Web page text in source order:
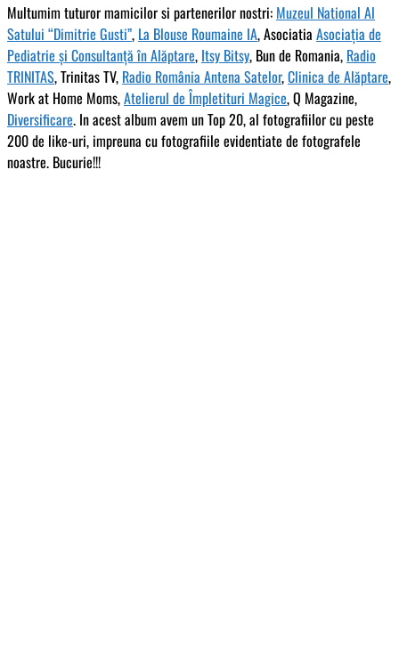
Multumim tuturor mamicilor si partenerilor nostri: Muzeul National Al
Satului “Dimitrie Gusti”, La Blouse Roumaine IA, Asociatia Asociația de
Pediatrie și Consultanță în Alăptare, Itsy Bitsy, Bun de Romania, Radio
TRINITAS, Trinitas TV, Radio România Antena Satelor,Clinica de Alăptare,
Work at Home Moms,Atelierul de Împletituri Magice, Q Magazine,
Diversificare. In acest album avem un Top 20, al fotografiilor cu peste
200 de like-uri, impreuna cu fotografiile evidentiate de fotografele
noastre. Bucurie!!!